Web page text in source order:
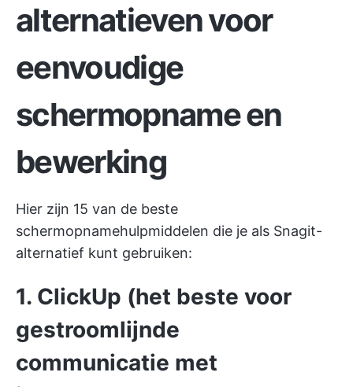
alternatieven voor
eenvoudige
schermopname en
bewerking
Hier zijn 15 van de beste
schermopnamehulpmiddelen die je als Snagit-
alternatief kunt gebruiken:
1. ClickUp (het beste voor
gestroomlijnde
communicatie met